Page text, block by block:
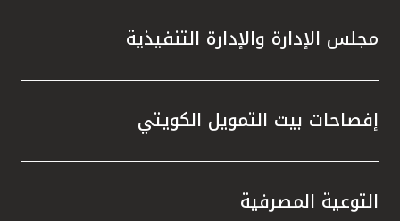
مجلس الإدارة والإدارة التنفيذية
إفصاحات بيت التمويل الكويتي
التوعية المصرفية